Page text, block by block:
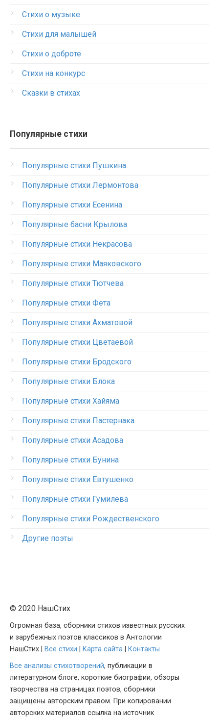
Стихи о музыке
Стихи для малышей
Стихи о доброте
Стихи на конкурс
Сказки в стихах
Популярные стихи
Популярные стихи Пушкина
Популярные стихи Лермонтова
Популярные стихи Есенина
Популярные басни Крылова
Популярные стихи Некрасова
Популярные стихи Маяковского
Популярные стихи Тютчева
Популярные стихи Фета
Популярные стихи Ахматовой
Популярные стихи Цветаевой
Популярные стихи Бродского
Популярные стихи Блока
Популярные стихи Хайяма
Популярные стихи Пастернака
Популярные стихи Асадова
Популярные стихи Бунина
Популярные стихи Евтушенко
Популярные стихи Гумилева
Популярные стихи Рождественского
Другие поэты
© 2020 НашСтих
Огромная база, сборники стихов известных русских
и зарубежных поэтов классиков в Антологии
НашСтих |
Все стихи Карта сайта
Контакты
Все анализы стихотворений, публикации в
литературном блоге, короткие биографии, обзоры
творчества на страницах поэтов, сборники
защищены авторским правом. При копировании
авторских материалов ссылка на источник